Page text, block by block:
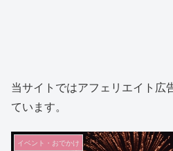
当サイトではアフェリエイト広
ています。
イベント・おでかけ